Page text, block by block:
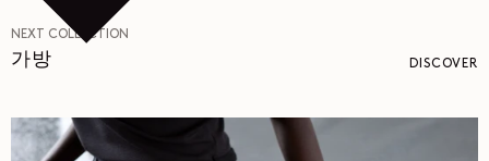
NEXT COLLECTION
가방 DISCOVER